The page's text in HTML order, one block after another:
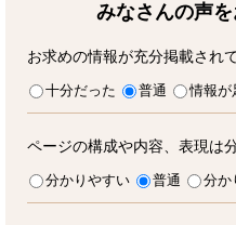
みなさんの声
お求めの情報が充分掲載され
十分だった 普通 情報が
ページの構成や内容、表現は
分かりやすい 普通 分か